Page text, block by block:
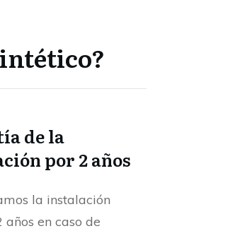
de la
por 2 años
la instalación
en caso de